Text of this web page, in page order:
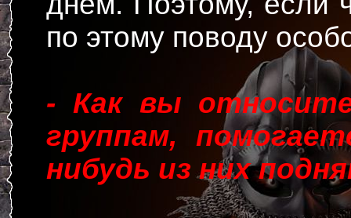
по этому поводу
- Как вы
группам,
нибудь из них